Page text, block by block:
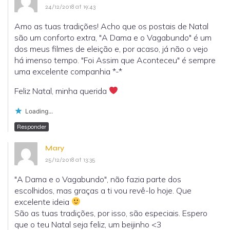
24/12/2018 at 19:43
Amo as tuas tradições! Acho que os postais de Natal
são um conforto extra, "A Dama e o Vagabundo" é um
dos meus filmes de eleição e, por acaso, já não o vejo
há imenso tempo. "Foi Assim que Aconteceu" é sempre
uma excelente companhia *-*
Feliz Natal, minha querida
Loading...
Responder
Mary
25/12/2018 at 13:35
"A Dama e o Vagabundo", não fazia parte dos
escolhidos, mas graças a ti vou revê-lo hoje. Que
excelente ideia
São as tuas tradições, por isso, são especiais. Espero
que o teu Natal seja feliz, um beijinho <3